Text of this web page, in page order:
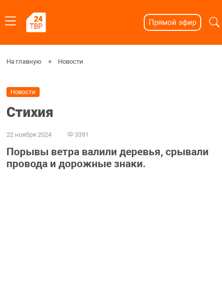
Прямой эфир
На главную Новости
Новости
Стихия
22 ноября 2024 3391
Порывы ветра валили деревья, срывали
провода и дорожные знаки.